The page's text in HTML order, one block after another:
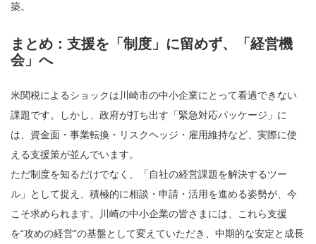
築。
まとめ：支援を「制度」に留めず、「経営機
会」へ
米関税によるショックは川崎市の中小企業にとって看過できない
課題です。しかし、政府が打ち出す「緊急対応パッケージ」に
は、資金面・事業転換・リスクヘッジ・雇用維持など、実際に使
える支援策が並んでいます。
ただ制度を知るだけでなく、「自社の経営課題を解決するツー
ル」として捉え、積極的に相談・申請・活用を進める姿勢が、今
こそ求められます。川崎の中小企業の皆さまには、これら支援
を“攻めの経営”の基盤として変えていただき、中期的な安定と成長